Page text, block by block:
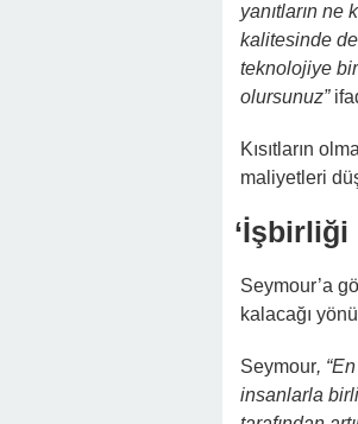
yanıtların
kalitesinde
teknolojiye
olursunuz”
Kısıtların
maliyetleri
‘İşbirliği
Seymour’a
kalacağı
Seymour,
insanlarla